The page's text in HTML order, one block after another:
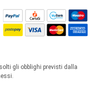
gli obblighi previsti dalla